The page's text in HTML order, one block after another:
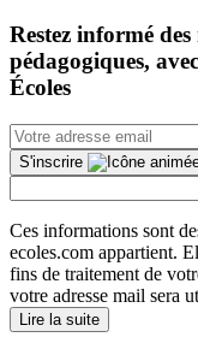
Restez informé des
pédagogiques,
Écoles
S'inscrire
Ces informations sont
ecoles.com appartient.
fins de traitement de
votre adresse mail sera
Lire la suite